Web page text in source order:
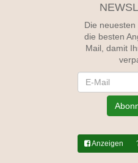
Die
die besten
Mail, damit
Anzeigen